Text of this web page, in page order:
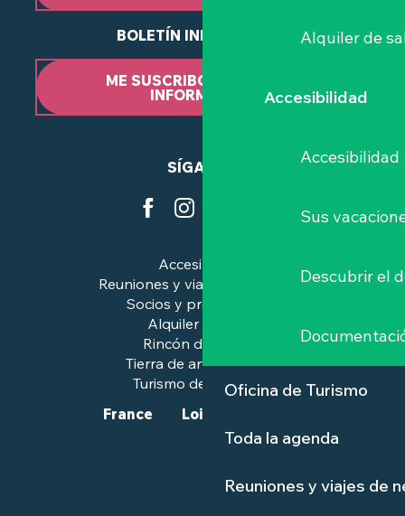
Alquiler de
Accesibilidad
Accesibilidad
Sus
Descubrir el
Oficina de Turismo
Toda la agenda
Reuniones y viajes de
BOLETÍN INFORMATIVO
ME SUSCRIBO AL BOLETÍN
INFORMATIVO
SÍGANOS
Accesibilidad
Reuniones y viajes de negocios
Socios y profesionales
Alquiler de salas
Rincón de prensa
Tierra de arte e historia
Turismo de calidad™.
France
Loire-Atlantique